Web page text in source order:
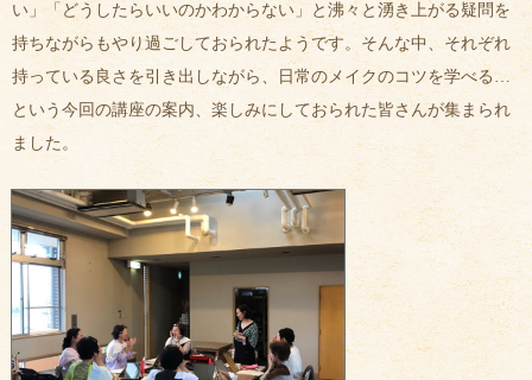
い」「どうしたらいいのかわからない」と沸々と湧き上がる疑問を
持ちながらもやり過ごしておられたようです。そんな中、それぞれ
持っている良さを引き出しながら、日常のメイクのコツを学べる…
という今回の講座の案内、楽しみにしておられた皆さんが集まられ
ました。